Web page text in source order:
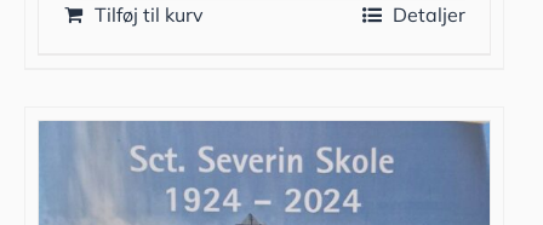
Tilføj til kurv Detaljer